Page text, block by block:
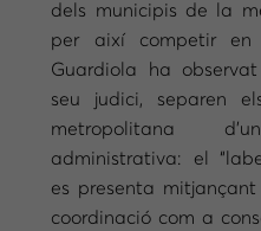
dels municipis de la
per així competir
Guardiola ha
seu judici, separen
metropolitana
administrativa: el
es presenta mitjançant
coordinació com a